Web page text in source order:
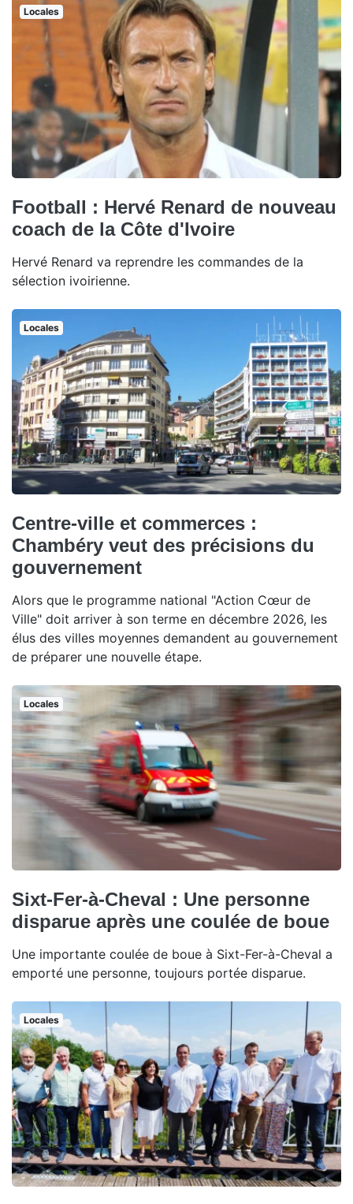
Locales
Football : Hervé Renard de nouveau
coach de la Côte d'Ivoire
Hervé Renard va reprendre les commandes de la
sélection ivoirienne.
Locales
Centre-ville et commerces :
Chambéry veut des précisions du
gouvernement
Alors que le programme national "Action Cœur de
Ville" doit arriver à son terme en décembre 2026, les
élus des villes moyennes demandent au gouvernement
de préparer une nouvelle étape.
Locales
Sixt-Fer-à-Cheval : Une personne
disparue après une coulée de boue
Une importante coulée de boue à Sixt-Fer-à-Cheval a
emporté une personne, toujours portée disparue.
Locales